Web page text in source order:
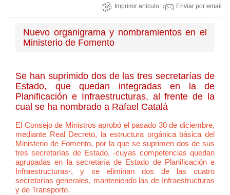
Imprimir artículo Enviar por email
Nuevo organigrama y nombramientos en el
Ministerio de Fomento
Se han suprimido dos de las tres secretarías de
Estado, que quedan integradas en la de
Planificación e Infraestructuras, al frente de la
cual se ha nombrado a Rafael Catalá
El Consejo de Ministros aprobó el pasado 30 de diciembre,
mediante Real Decreto, la estructura orgánica básica del
Ministerio de Fomento, por la que se suprimen dos de sus
tres secretarías de Estado, -cuyas competencias quedan
agrupadas en la secretaría de Estado de Planificación e
Infraestructuras-, y se eliminan dos de las cuatro
secretarías generales, manteniendo las de Infraestructuras
y de Transporte.